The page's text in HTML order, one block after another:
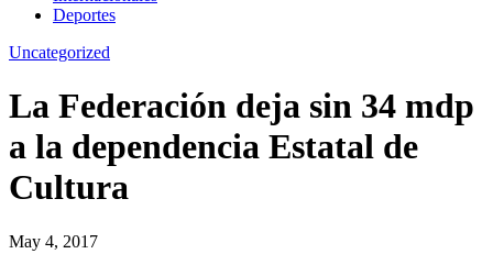
Deportes
Uncategorized
La Federación deja sin 34 mdp
a la dependencia Estatal de
Cultura
May 4, 2017